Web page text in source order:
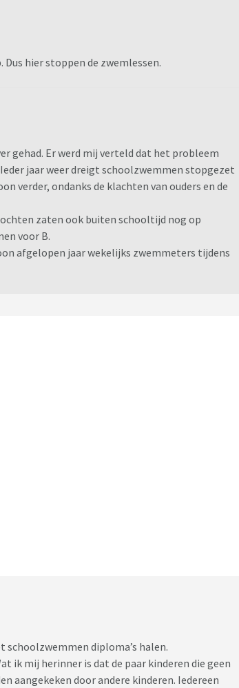
van schoolzwemmen en die ik erop kan
hier stoppen de zwemlessen.
gehad. Er werd mij verteld dat het probleem
jaar weer dreigt schoolzwemmen stopgezet
verder, ondanks de klachten van ouders en de
zaten ook buiten schooltijd nog op
voor B.
afgelopen jaar wekelijks zwemmeters tijdens
diploma’s halen.
ik mij herinner is dat de paar kinderen die geen
aangekeken door andere kinderen. Iedereen